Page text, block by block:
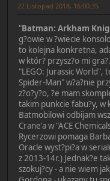
22 Listopad 2018, 16:00:35
"Batman: Arkham
g?owie w ?wiecie
to kolejna konkretna,
w któr? przysz?o mi
"LEGO: Jurassic World",
Spider-Man" w?a?nie
z?o?y?o, ?e mam
takim punkcie fabu?y,
Batmobilowi odbijam
Crane'a w "ACE
Rycerzowi pomaga
Oracle wyst?pi?a w
z 2013-14r.) Jednak?e
szokuj?cy - a nie wiem